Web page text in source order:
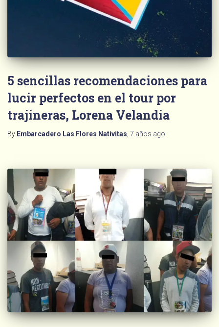
5 sencillas recomendaciones para
lucir perfectos en el tour por
trajineras, Lorena Velandia
By Embarcadero Las Flores Nativitas 7 años ago